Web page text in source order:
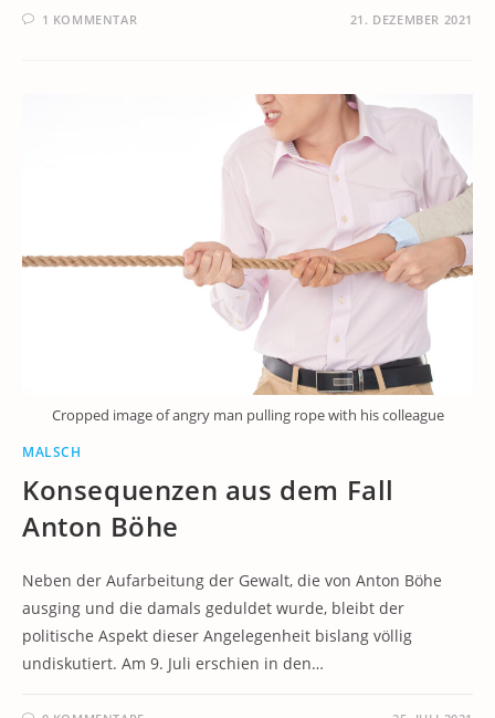
1 KOMMENTAR 21. DEZEMBER 2021
Cropped image of angry man pulling rope with his colleague
MALSCH
Konsequenzen aus dem Fall
Anton Böhe
Neben der Aufarbeitung der Gewalt, die von Anton Böhe
ausging und die damals geduldet wurde, bleibt der
politische Aspekt dieser Angelegenheit bislang völlig
undiskutiert. Am 9. Juli erschien in den…